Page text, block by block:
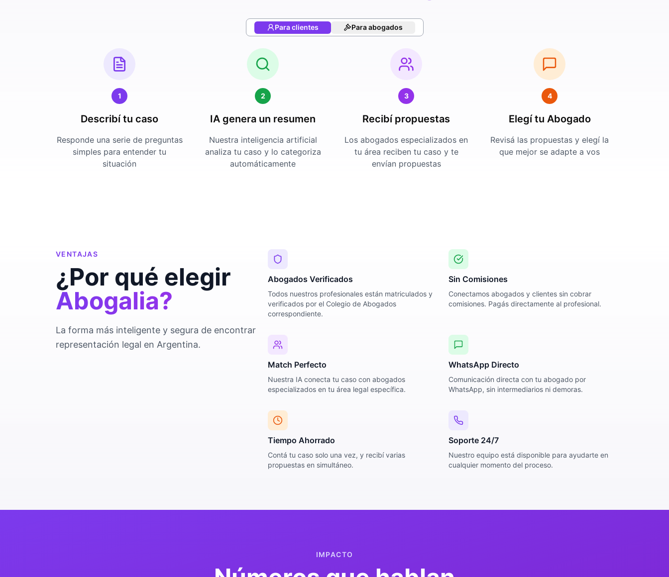
Para clientes Para abogados
1
Describí tu caso
Responde una serie de preguntas
simples para entender tu
situación
2
IA genera un resumen
Nuestra inteligencia artificial
analiza tu caso y lo categoriza
automáticamente
3
Recibí propuestas
Los abogados especializados en
tu área reciben tu caso y te
envían propuestas
4
Elegí tu Abogado
Revisá las propuestas y elegí la
que mejor se adapte a vos
VENTAJAS
¿Por qué elegir
Abogalia?
La forma más inteligente y segura de encontrar
representación legal en Argentina.
Abogados Verificados
Todos nuestros profesionales están matriculados y
verificados por el Colegio de Abogados
correspondiente.
Sin Comisiones
Conectamos abogados y clientes sin cobrar
comisiones. Pagás directamente al profesional.
Match Perfecto
Nuestra IA conecta tu caso con abogados
especializados en tu área legal específica.
WhatsApp Directo
Comunicación directa con tu abogado por
WhatsApp, sin intermediarios ni demoras.
Tiempo Ahorrado
Contá tu caso solo una vez, y recibí varias
propuestas en simultáneo.
Soporte 24/7
Nuestro equipo está disponible para ayudarte en
cualquier momento del proceso.
IMPACTO